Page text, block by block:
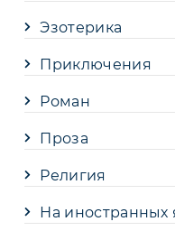
Эзотерика
Приключения
Роман
Проза
Религия
На иностранных